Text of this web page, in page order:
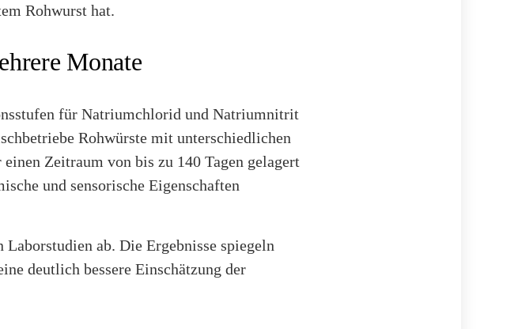
Rohwurst hat.
Monate
für Natriumchlorid und Natriumnitrit
Rohwürste mit unterschiedlichen
Zeitraum von bis zu 140 Tagen gelagert
und sensorische Eigenschaften
ab. Die Ergebnisse spiegeln
deutlich bessere Einschätzung der